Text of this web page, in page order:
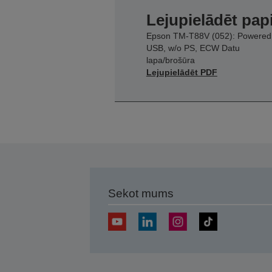
Lejupielādēt
Epson TM-T88V (052): Powered
USB, w/o PS, ECW Datu
lapa/brošūra
Lejupielādēt PDF
Sekot mums